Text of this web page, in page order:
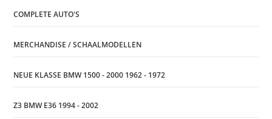
COMPLETE AUTO'S
MERCHANDISE / SCHAALMODELLEN
NEUE KLASSE BMW 1500 - 2000 1962 - 1972
Z3 BMW E36 1994 - 2002